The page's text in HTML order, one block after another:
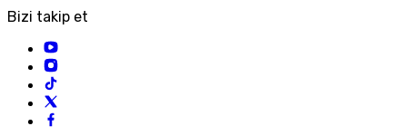
Bizi takip et